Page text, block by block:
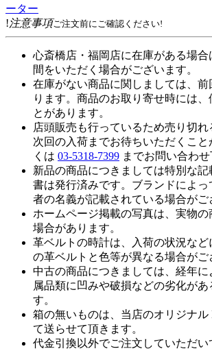
ーター
!注意事項ご注文前にご確認ください!
心斎橋店・福岡店に在庫がある場
間をいただく場合がございます。
在庫がない商品に関しましては、前
ります。商品のお取り寄せ時には、
とがあります。
店頭販売も行っているため売り切れ
次回の入荷までお待ちいただくこと
くは 03-5318-7399 までお問い合わせ
新品の商品につきましては特別な
書は発行済みです。ブランドによ
者の名義が記載されている場合がご
ホームページ掲載の写真は、実物の
場合があります。
革ベルトの時計は、入荷の状況な
の革ベルトと色等が異なる場合がご
中古の商品につきましては、経年
属品類に凹みや破損などの劣化があ
す。
箱の無いものは、当店のオリジナル
て送らせて頂きます。
代金引換以外でご注文していただい